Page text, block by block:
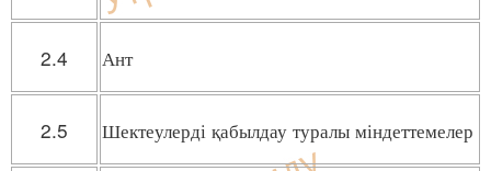
2.4 Ант
2.5 Шектеулерді қабылдау туралы міндеттемелер